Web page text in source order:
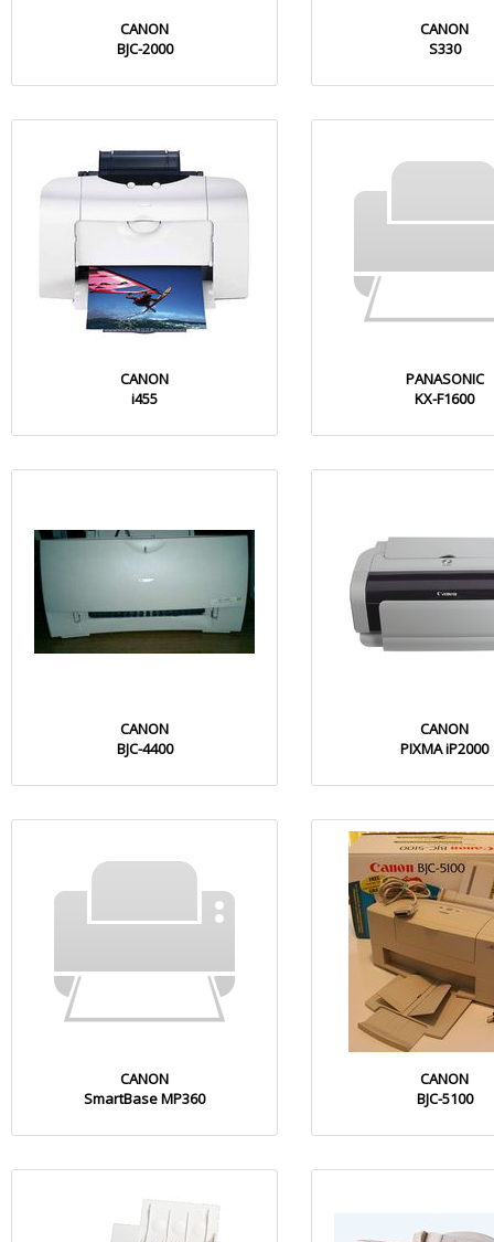
CANON
BJC-2000
CANON
S330
CANON
i455
PANASONIC
KX-F1600
CANON
BJC-4400
CANON
PIXMA iP2000
CANON
SmartBase MP360
CANON
BJC-5100